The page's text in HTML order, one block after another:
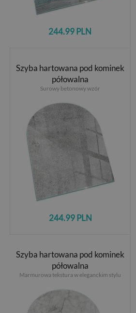
244.99 PLN
Szyba hartowana pod kominek
półowalna
Surowy betonowy wzór
244.99 PLN
Szyba hartowana pod kominek
półowalna
Marmurowa tekstura w eleganckim stylu